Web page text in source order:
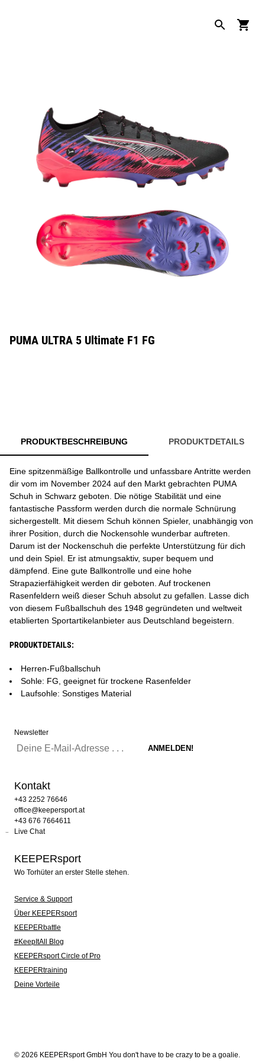
PUMA ULTRA 5 Ultimate F1 FG
PRODUKTBESCHREIBUNG PRODUKTDETAILS
Eine spitzenmäßige Ballkontrolle und unfassbare Antritte werden
dir vom im November 2024 auf den Markt gebrachten PUMA
Schuh in Schwarz geboten. Die nötige Stabilität und eine
fantastische Passform werden durch die normale Schnürung
sichergestellt. Mit diesem Schuh können Spieler, unabhängig von
ihrer Position, durch die Nockensohle wunderbar auftreten.
Darum ist der Nockenschuh die perfekte Unterstützung für dich
und dein Spiel. Er ist atmungsaktiv, super bequem und
dämpfend. Eine gute Ballkontrolle und eine hohe
Strapazierfähigkeit werden dir geboten. Auf trockenen
Rasenfeldern weiß dieser Schuh absolut zu gefallen. Lasse dich
von diesem Fußballschuh des 1948 gegründeten und weltweit
etablierten Sportartikelanbieter aus Deutschland begeistern.
PRODUKTDETAILS:
Herren-Fußballschuh
Sohle: FG, geeignet für trockene Rasenfelder
Laufsohle: Sonstiges Material
Newsletter
Kontakt
+43 2252 76646
office@keepersport.at
+43 676 7664611
Live Chat
KEEPERsport
Wo Torhüter an erster Stelle stehen.
Service & Support
Über KEEPERsport
KEEPERbattle
#KeepItAll Blog
KEEPERsport Circle of Pro
KEEPERtraining
Deine Vorteile
© 2026 KEEPERsport GmbH You don't have to be crazy to be a goalie.